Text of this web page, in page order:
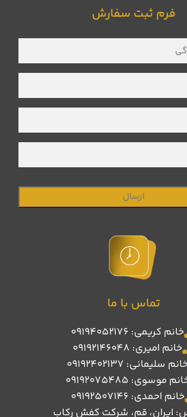
فرم ثبت سفارش
تماس با ما
خانم کریمی: 09194052176
خانم امیری: 09192146048
سلیمانی: 09192402137
موسوی: 09192075485
خانم احمدی: 09192507146
ایران، قم، شرکت کفش رکاب